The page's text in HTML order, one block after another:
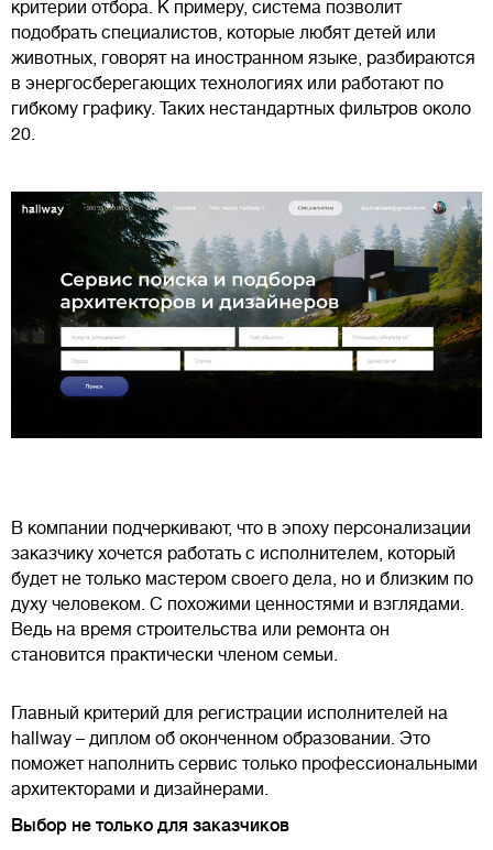
критерии отбора. К примеру, система позволит
подобрать специалистов, которые любят детей или
животных, говорят на иностранном языке, разбираются
в энергосберегающих технологиях или работают по
гибкому графику. Таких нестандартных фильтров около
20.
В компании подчеркивают, что в эпоху персонализации
заказчику хочется работать с исполнителем, который
будет не только мастером своего дела, но и близким по
духу человеком. С похожими ценностями и взглядами.
Ведь на время строительства или ремонта он
становится практически членом семьи.
Главный критерий для регистрации исполнителей на
hallway – диплом об оконченном образовании. Это
поможет наполнить сервис только профессиональными
архитекторами и дизайнерами.
Выбор не только для заказчиков